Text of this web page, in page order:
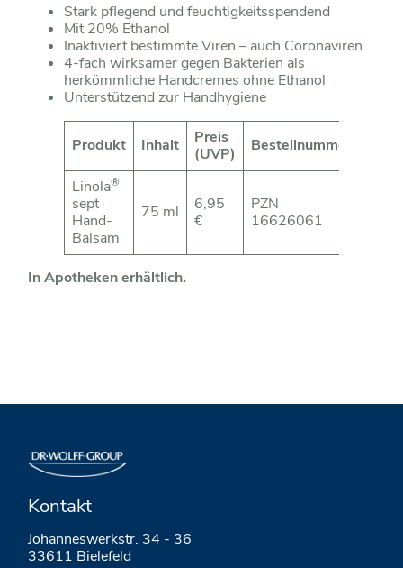
Stark pflegend und feuchtigkeitsspendend
Mit 20% Ethanol
Inaktiviert bestimmte Viren – auch Coronaviren
4-fach wirksamer gegen Bakterien als
herkömmliche Handcremes ohne Ethanol
Unterstützend zur Handhygiene
Produkt Inhalt
Preis
(UVP)
Bestellnummer
Linola®
sept
Hand-
Balsam
75 ml
6,95
€
PZN
16626061
In Apotheken erhältlich.
Kontakt
Johanneswerkstr. 34 - 36
33611 Bielefeld